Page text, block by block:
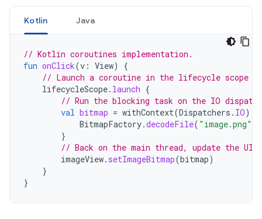
Kotlin Java
// Kotlin coroutines implementation.
fun onClick(v : View)
{
// Launch a coroutine in the lifecycle scope
lifecycleScope. launch {
// Run the blocking task on the IO
val bitmap = withContext(Dispatchers . IO)
BitmapFactory.decodeFile( "image.png"
}
// Back on the main thread, update the UI.
imageView. setImageBitmap(bitmap)
}
}